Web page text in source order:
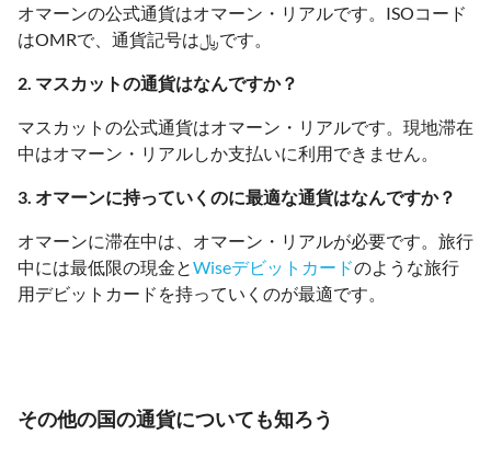
オマーンの公式通貨はオマーン・リアルです。ISOコード
はOMRで、通貨記号は﷼です。
2. マスカットの通貨はなんですか？
マスカットの公式通貨はオマーン・リアルです。現地滞在
中はオマーン・リアルしか支払いに利用できません。
3. オマーンに持っていくのに最適な通貨はなんですか？
オマーンに滞在中は、オマーン・リアルが必要です。旅行
中には最低限の現金とWiseデビットカードのような旅行
用デビットカードを持っていくのが最適です。
その他の国の通貨についても知ろう